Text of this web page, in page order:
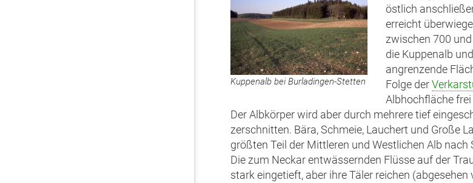
Kuppenalb bei Burladingen-Stetten
östlich
erreicht
zwischen 700
die Kuppenalb
angrenzende
Folge der
Albhochfläche
Der Albkörper wird aber durch mehrere tief
zerschnitten. Bära, Schmeie, Lauchert und Große
größten Teil der Mittleren und Westlichen Alb nach
Die zum Neckar entwässernden Flüsse auf der
stark eingetieft, aber ihre Täler reichen